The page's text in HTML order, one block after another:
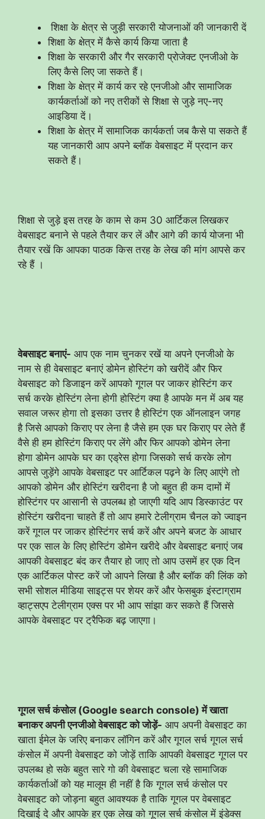
शिक्षा के क्षेत्र से जुड़ी सरकारी योजनाओं की जानकारी दें
शिक्षा के क्षेत्र में कैसे कार्य किया जाता है
शिक्षा के सरकारी और गैर सरकारी प्रोजेक्ट एनजीओ के
लिए कैसे लिए जा सकते हैं।
शिक्षा के क्षेत्र में कार्य कर रहे एनजीओ और सामाजिक
कार्यकर्ताओं को नए तरीकों से शिक्षा से जुड़े नए-नए
आइडिया दें।
शिक्षा के क्षेत्र में सामाजिक कार्यकर्ता जब कैसे पा सकते हैं
यह जानकारी आप अपने ब्लॉक वेबसाइट में प्रदान कर
सकते हैं।
शिक्षा से जुड़े इस तरह के काम से कम 30 आर्टिकल लिखकर
वेबसाइट बनाने से पहले तैयार कर लें और आगे की कार्य योजना भी
तैयार रखें कि आपका पाठक किस तरह के लेख की मांग आपसे कर
रहे हैं ।
वेबसाइट बनाएं- आप एक नाम चुनकर रखें या अपने एनजीओ के
नाम से ही वेबसाइट बनाएं डोमेन होस्टिंग को खरीदें और फिर
वेबसाइट को डिजाइन करें आपको गूगल पर जाकर होस्टिंग कर
सर्च करके होस्टिंग लेना होगी होस्टिंग क्या है आपके मन में अब यह
सवाल जरूर होगा तो इसका उत्तर है होस्टिंग एक ऑनलाइन जगह
है जिसे आपको किराए पर लेना है जैसे हम एक घर किराए पर लेते हैं
वैसे ही हम होस्टिंग किराए पर लेंगे और फिर आपको डोमेन लेना
होगा डोमेन आपके घर का एड्रेस होगा जिसको सर्च करके लोग
आपसे जुड़ेंगे आपके वेबसाइट पर आर्टिकल पढ़ने के लिए आएंगे तो
आपको डोमेन और होस्टिंग खरीदना है जो बहुत ही कम दामों में
होस्टिंगर पर आसानी से उपलब्ध हो जाएगी यदि आप डिस्काउंट पर
होस्टिंग खरीदना चाहते हैं तो आप हमारे टेलीग्राम चैनल को ज्वाइन
करें गूगल पर जाकर होस्टिंगर सर्च करें और अपने बजट के आधार
पर एक साल के लिए होस्टिंग डोमेन खरीदे और वेबसाइट बनाएं जब
आपकी वेबसाइट बंद कर तैयार हो जाए तो आप उसमें हर एक दिन
एक आर्टिकल पोस्ट करें जो आपने लिखा है और ब्लॉक की लिंक को
सभी सोशल मीडिया साइट्स पर शेयर करें और फेसबुक इंस्टाग्राम
व्हाट्सएप टेलीग्राम एक्स पर भी आप सांझा कर सकते हैं जिससे
आपके वेबसाइट पर ट्रैफिक बढ़ जाएगा।
गूगल सर्च कंसोल (Google search console) में खाता
बनाकर अपनी एनजीओ वेबसाइट को जोड़ें- आप अपनी वेबसाइट का
खाता ईमेल के जरिए बनाकर लॉगिन करें और गूगल सर्च गूगल सर्च
कंसोल में अपनी वेबसाइट को जोड़ें ताकि आपकी वेबसाइट गूगल पर
उपलब्ध हो सके बहुत सारे गो की वेबसाइट चला रहे सामाजिक
कार्यकर्ताओं को यह मालूम ही नहीं है कि गूगल सर्च कंसोल पर
वेबसाइट को जोड़ना बहुत आवश्यक है ताकि गूगल पर वेबसाइट
दिखाई दे और आपके हर एक लेख को गूगल सर्च कंसोल में इंडेक्स